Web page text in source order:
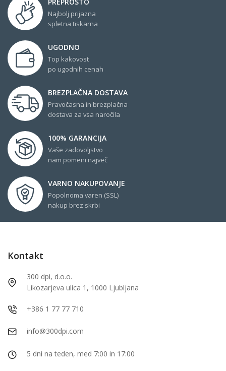
Najbolj prijazna
spletna tiskarna
UGODNO
Top kakovost
po ugodnih cenah
BREZPLAČNA DOSTAVA
Pravočasna in brezplačna
dostava za vsa naročila
100% GARANCIJA
Vaše zadovoljstvo
nam pomeni največ
VARNO NAKUPOVANJE
Popolnoma varen (SSL)
nakup brez skrbi
Kontakt
300 dpi, d.o.o.
Likozarjeva ulica 1, 1000 Ljubljana
+386 1 77 77 710
info@300dpi.com
5 dni na teden, med 7:00 in 17:00